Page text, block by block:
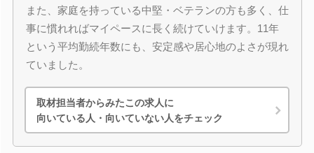
また、家庭を持っている中堅・ベテランの方も多く、仕
事に慣れればマイペースに長く続けていけます。11年
という平均勤続年数にも、安定感や居心地のよさが現れ
ていました。
取材担当者からみたこの求人に
向いている人・向いていない人をチェック